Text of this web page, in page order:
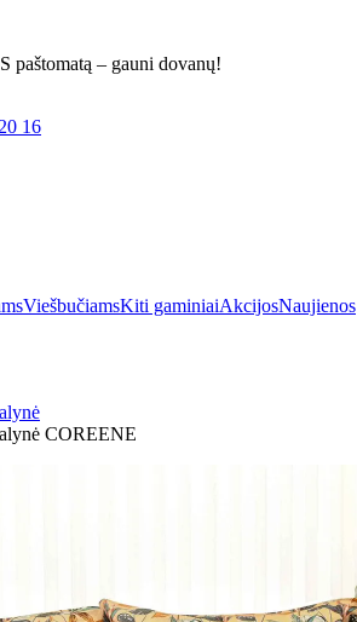
paštomatą – gauni dovanų!
16
ViešbučiamsKiti gaminiaiAkcijosNaujienos
COREENE